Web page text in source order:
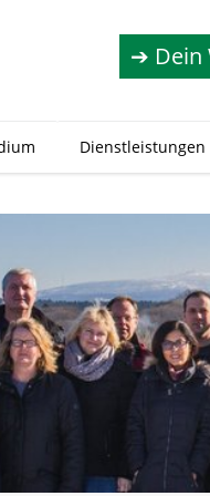
➔ Dein
Dienstleistungen